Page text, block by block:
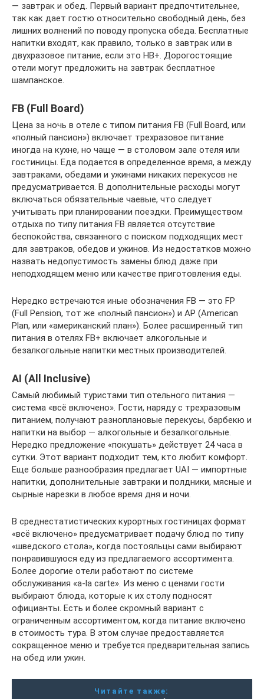
— завтрак и обед. Первый вариант предпочтительнее,
так как дает гостю относительно свободный день, без
лишних волнений по поводу пропуска обеда. Бесплатные
напитки входят, как правило, только в завтрак или в
двухразовое питание, если это HB+. Дорогостоящие
отели могут предложить на завтрак бесплатное
шампанское.
FB (Full Board)
Цена за ночь в отеле с типом питания FB (Full Board, или
«полный пансион») включает трехразовое питание
иногда на кухне, но чаще — в столовом зале отеля или
гостиницы. Еда подается в определенное время, а между
завтраками, обедами и ужинами никаких перекусов не
предусматривается. В дополнительные расходы могут
включаться обязательные чаевые, что следует
учитывать при планировании поездки. Преимуществом
отдыха по типу питания FB является отсутствие
беспокойства, связанного с поиском подходящих мест
для завтраков, обедов и ужинов. Из недостатков можно
назвать недопустимость замены блюд даже при
неподходящем меню или качестве приготовления еды.
Нередко встречаются иные обозначения FB — это FP
(Full Pension, тот же «полный пансион») и AP (American
Plan, или «американский план»). Более расширенный тип
питания в отелях FB+ включает алкогольные и
безалкогольные напитки местных производителей.
AI (All Inclusive)
Самый любимый туристами тип отельного питания —
система «всё включено». Гости, наряду с трехразовым
питанием, получают разноплановые перекусы, барбекю и
напитки на выбор — алкогольные и безалкогольные.
Нередко предложение «покушать» действует 24 часа в
сутки. Этот вариант подходит тем, кто любит комфорт.
Еще больше разнообразия предлагает UAI — импортные
напитки, дополнительные завтраки и полдники, мясные и
сырные нарезки в любое время дня и ночи.
В среднестатистических курортных гостиницах формат
«всё включено» предусматривает подачу блюд по типу
«шведского стола», когда постояльцы сами выбирают
понравившуюся еду из предлагаемого ассортимента.
Более дорогие отели работают по системе
обслуживания «a-la carte». Из меню с ценами гости
выбирают блюда, которые к их столу подносят
официанты. Есть и более скромный вариант с
ограниченным ассортиментом, когда питание включено
в стоимость тура. В этом случае предоставляется
сокращенное меню и требуется предварительная запись
на обед или ужин.
Читайте также: